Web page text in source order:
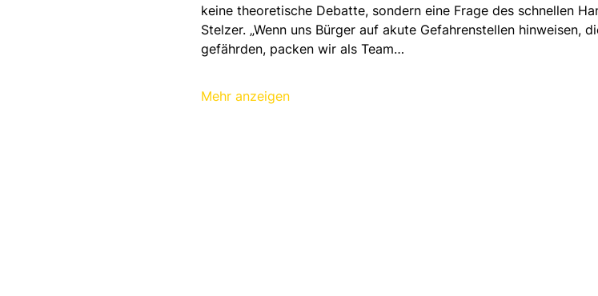
keine theoretische Debatte, sondern eine Frage des schnellen
Stelzer. „Wenn uns Bürger auf akute Gefahrenstellen hinweisen,
gefährden, packen wir als Team…
Mehr anzeigen